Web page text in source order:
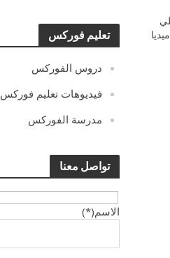
تعليم فوركس
دروس الفوركس
فيديوهات تعليم فوركس
مدرسة الفوركس
تواصل معنا
الاسم(*)